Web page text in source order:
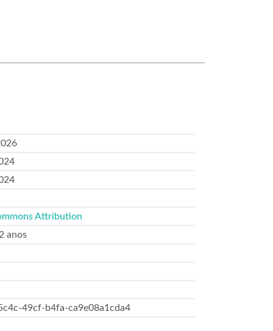
Attribution
anos
49cf-b4fa-ca9e08a1cda4